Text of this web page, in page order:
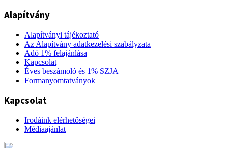
Alapítvány
Alapítványi tájékoztató
Az Alapítvány adatkezelési szabályzata
Adó 1% felajánlása
Kapcsolat
Éves beszámoló és 1% SZJA
Formanyomtatványok
Kapcsolat
Irodáink elérhetőségei
Médiaajánlat